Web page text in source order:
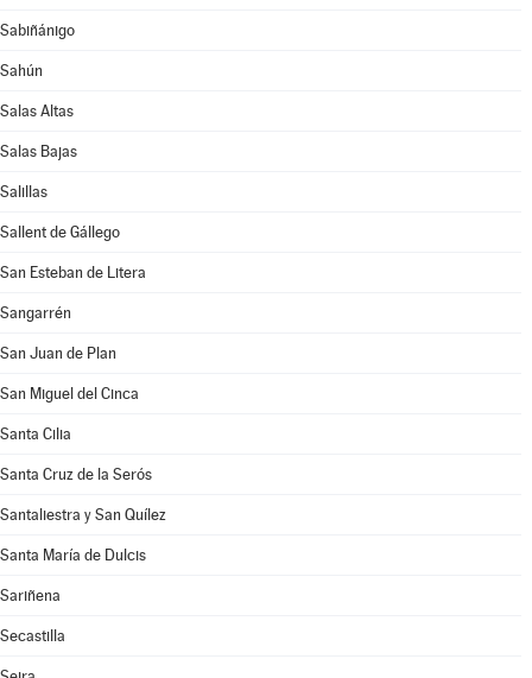
Sabiñánigo
Sahún
Salas Altas
Salas Bajas
Salillas
Sallent de Gállego
San Esteban de Litera
Sangarrén
San Juan de Plan
San Miguel del Cinca
Santa Cilia
Santa Cruz de la Serós
Santaliestra y San Quílez
Santa María de Dulcis
Sariñena
Secastilla